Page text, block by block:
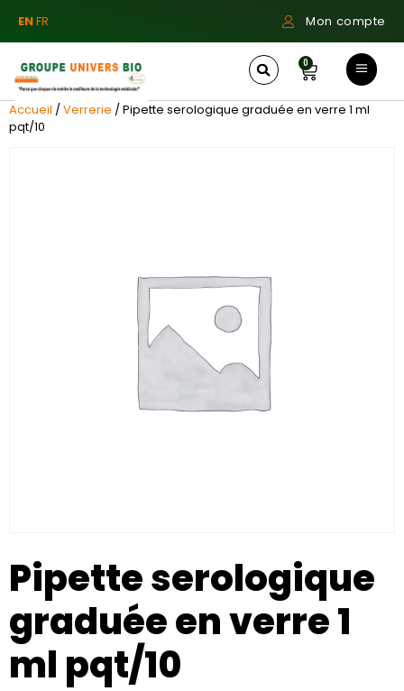
ENFR Mon compte
0
Accueil /Verrerie / Pipette serologique graduée en verre 1 ml
pqt/10
Pipette serologique
graduée en verre 1
ml pqt/10